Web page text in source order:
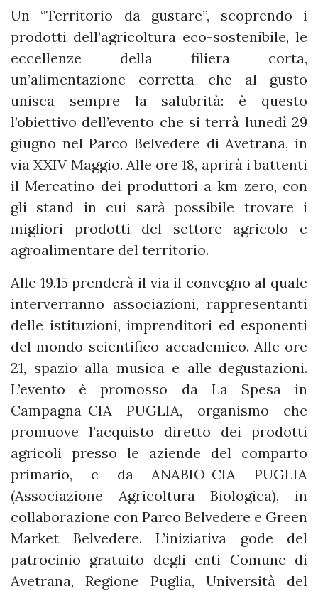
Un “Territorio da gustare”, scoprendo i
prodotti dell’agricoltura eco-sostenibile, le
eccellenze della filiera corta,
un’alimentazione corretta che al gusto
unisca sempre la salubrità: è questo
l’obiettivo dell’evento che si terrà lunedì 29
giugno nel Parco Belvedere di Avetrana, in
via XXIV Maggio. Alle ore 18, aprirà i battenti
il Mercatino dei produttori a km zero, con
gli stand in cui sarà possibile trovare i
migliori prodotti del settore agricolo e
agroalimentare del territorio.
Alle 19.15 prenderà il via il convegno al quale
interverranno associazioni, rappresentanti
delle istituzioni, imprenditori ed esponenti
del mondo scientifico-accademico. Alle ore
21, spazio alla musica e alle degustazioni.
L’evento è promosso da La Spesa in
Campagna-CIA PUGLIA, organismo che
promuove l’acquisto diretto dei prodotti
agricoli presso le aziende del comparto
primario, e da ANABIO-CIA PUGLIA
(Associazione Agricoltura Biologica), in
collaborazione con Parco Belvedere e Green
Market Belvedere. L’iniziativa gode del
patrocinio gratuito degli enti Comune di
Avetrana, Regione Puglia, Università del